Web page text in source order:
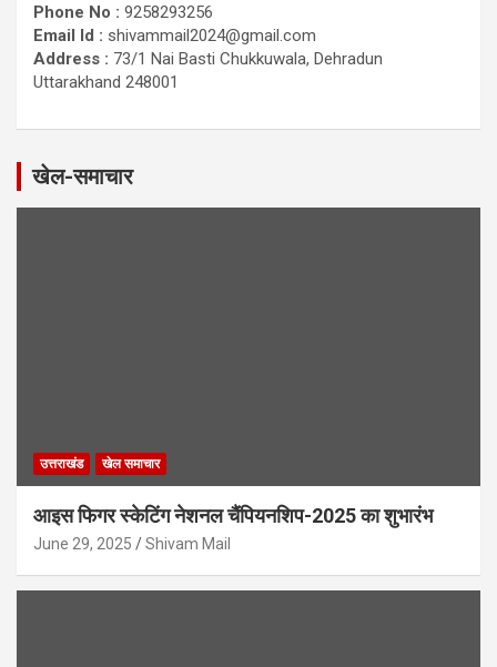
Phone No : 9258293256
Email Id : shivammail2024@gmail.com
Address : 73/1 Nai Basti Chukkuwala, Dehradun
Uttarakhand 248001
खेल-समाचार
उत्तराखंड खेल समाचार
आइस फिगर स्केटिंग नेशनल चैंपियनशिप-2025 का शुभारंभ
June 29, 2025 Shivam Mail